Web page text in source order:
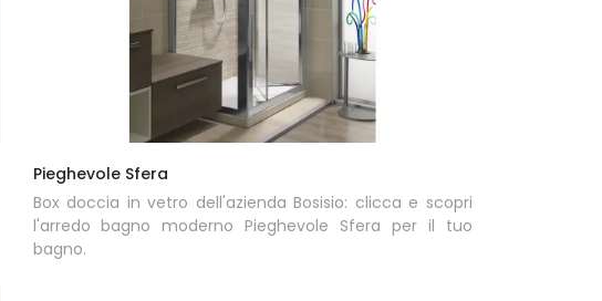
Pieghevole Sfera
Box doccia in vetro dell'azienda Bosisio: clicca e scopri
l'arredo bagno moderno Pieghevole Sfera per il tuo
bagno.